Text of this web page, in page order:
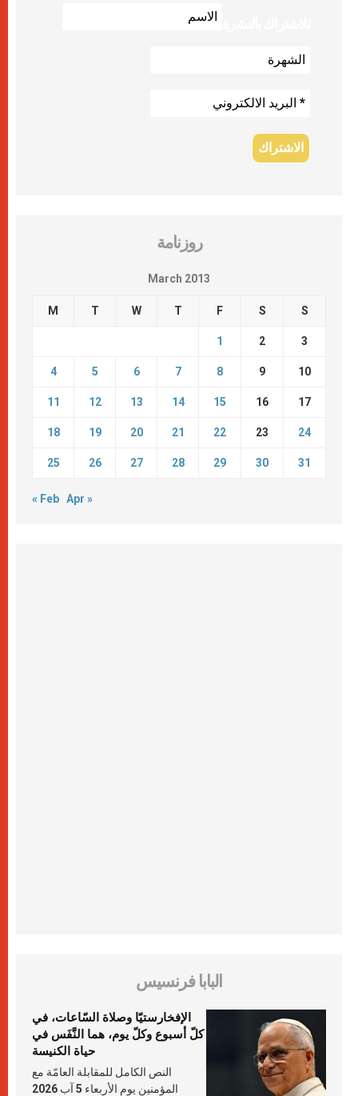
روزنامة
March 2013
M T W T F S S
1 2 3
4 5 6 7 8 9 10
11 12 13 14 15 16 17
18 19 20 21 22 23 24
25 26 27 28 29 30 31
« Feb Apr »
البابا فرنسيس
الإفخارستيّا وصلاة السّاعات، في
كلّ أسبوع وكلّ يوم، هما النَّفَس في
حياة الكنيسة
النص الكامل للمقابلة العامّة مع
المؤمنين يوم الأربعاء 5 آب 2026